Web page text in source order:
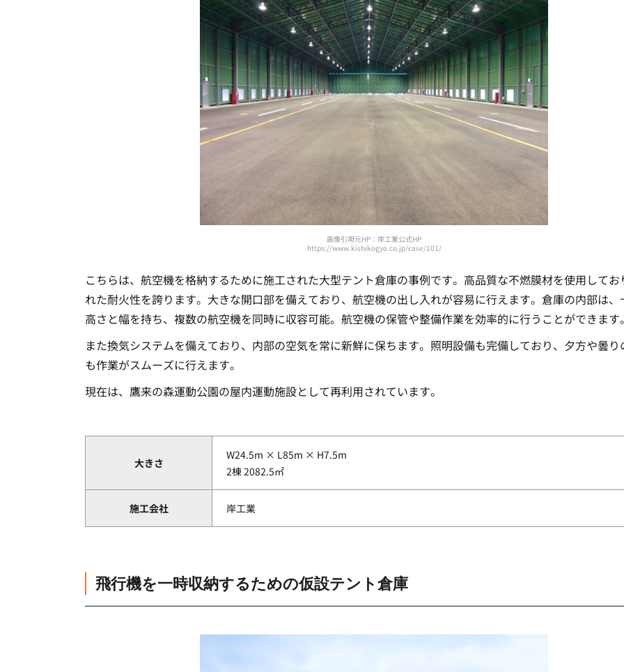
画像引用元HP：岸工業公式HP
https://www.kishikogyo.co.jp/case/101/
こちらは、航空機を格納するために施工された大型テント倉庫の事例です。高品質な不燃膜材を使用してお
れた耐火性を誇ります。大きな開口部を備えており、航空機の出し入れが容易に行えます。倉庫の内部は、
高さと幅を持ち、複数の航空機を同時に収容可能。航空機の保管や整備作業を効率的に行うことができます
また換気システムを備えており、内部の空気を常に新鮮に保ちます。照明設備も完備しており、夕方や曇り
も作業がスムーズに行えます。
現在は、鷹来の森運動公園の屋内運動施設として再利用されています。
大きさ
W24.5m × L85m × H7.5m
2棟 2082.5㎡
施工会社 岸工業
飛行機を一時収納するための仮設テント倉庫